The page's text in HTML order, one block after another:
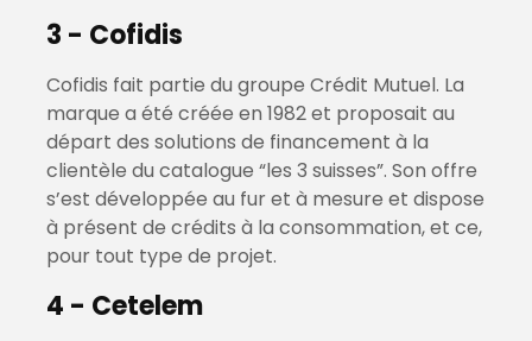
3 - Cofidis
Cofidis fait partie du groupe Crédit Mutuel. La
marque a été créée en 1982 et proposait au
départ des solutions de financement à la
clientèle du catalogue “les 3 suisses”. Son offre
s’est développée au fur et à mesure et dispose
à présent de crédits à la consommation, et ce,
pour tout type de projet.
4 - Cetelem